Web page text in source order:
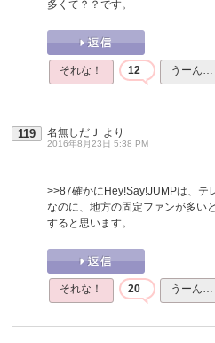
多くて？？です。
それな！ 12 うーん…
119 名無しだＪ より
2016年8月23日 5:38 PM
>>87確かにHey!Say!JUMPは、テ
なのに、地方の固定ファンが多い
すると思います。
それな！ 20 うーん…